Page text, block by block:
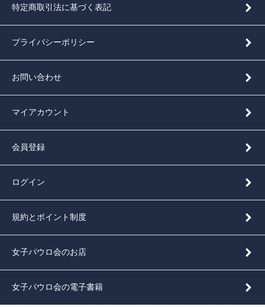
特定商取引法に基づく表記
プライバシーポリシー
お問い合わせ
マイアカウント
会員登録
ログイン
規約とポイント制度
女子パウロ会のお店
女子パウロ会の電子書籍